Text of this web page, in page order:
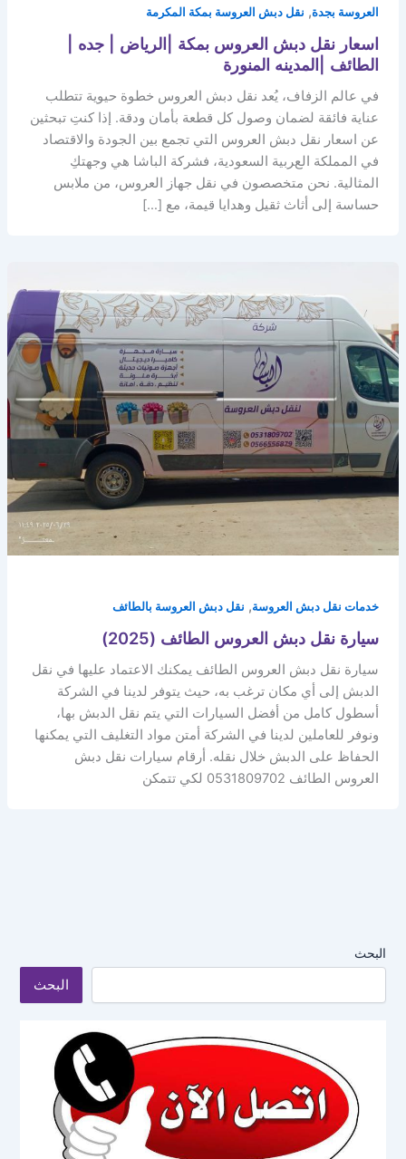
العروسة بجدة, نقل دبش العروسة بمكة المكرمة
اسعار نقل دبش العروس بمكة |الرياض | جده |
الطائف |المدينه المنورة
في عالم الزفاف، يُعد نقل دبش العروس خطوة حيوية تتطلب
عناية فائقة لضمان وصول كل قطعة بأمان ودقة. إذا كنتِ تبحثين
عن اسعار نقل دبش العروس التي تجمع بين الجودة والاقتصاد
في المملكة العربية السعودية، فشركة الباشا هي وجهتكِ
المثالية. نحن متخصصون في نقل جهاز العروس، من ملابس
حساسة إلى أثاث ثقيل وهدايا قيمة، مع […]
خدمات نقل دبش العروسة, نقل دبش العروسة بالطائف
سيارة نقل دبش العروس الطائف (2025)
سيارة نقل دبش العروس الطائف يمكنك الاعتماد عليها في نقل
الدبش إلى أي مكان ترغب به، حيث يتوفر لدينا في الشركة
أسطول كامل من أفضل السيارات التي يتم نقل الدبش بها،
ونوفر للعاملين لدينا في الشركة أمتن مواد التغليف التي يمكنها
الحفاظ على الدبش خلال نقله. أرقام سيارات نقل دبش
العروس الطائف 0531809702 لكي تتمكن
البحث
البحث